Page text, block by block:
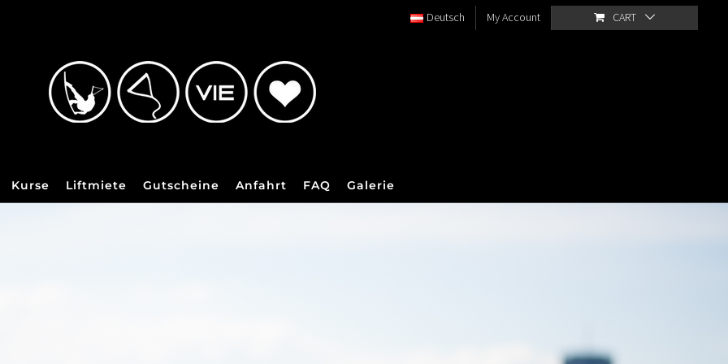
Deutsch My Account CART
Kurse Liftmiete Gutscheine Anfahrt FAQ Galerie